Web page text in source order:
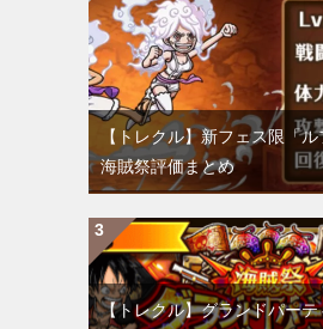
【トレクル】新フェス限「ル
海賊祭評価まとめ
【トレクル】グランドパー